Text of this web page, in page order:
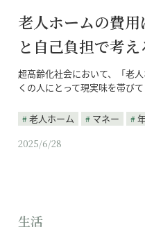
老人ホームの費
と自己負担で考
超高齢化社会において、「老
くの人にとって現実味を帯び
老人ホーム マネー
2025/6/28
生活